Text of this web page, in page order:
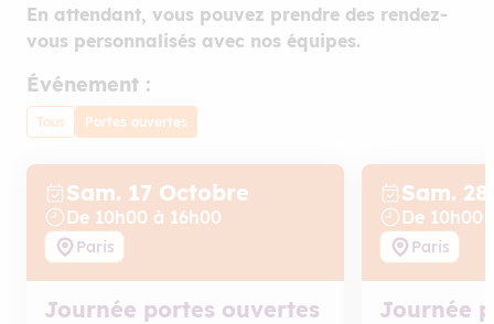
En attendant, vous pouvez prendre des rendez-
vous personnalisés avec nos équipes.
Événement :
Tous Portes ouvertes
Sam. 17 Octobre
De 10h00 à 16h00
Paris
Journée portes ouvertes
Sam. 28
De 10h00
Paris
Journée